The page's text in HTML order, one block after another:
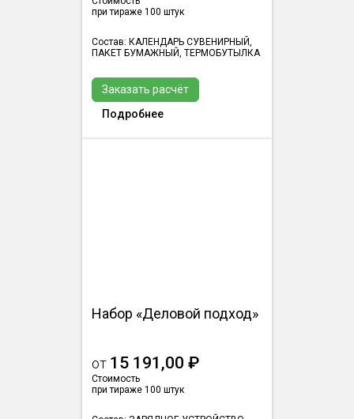
при тираже 100 штук
Состав: КАЛЕНДАРЬ СУВЕНИРНЫЙ,
ПАКЕТ БУМАЖНЫЙ, ТЕРМОБУТЫЛКА
Заказать расчёт
Подробнее
Набор «Деловой подход»
от 15 191,00 ₽
Стоимость
при тираже 100 штук